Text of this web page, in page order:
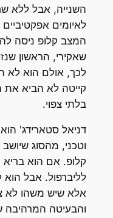
השנייה, אבל ללא
לאיומים
המצב קלופ ניסה
שאקירי, הראשון
לכך, אולם הוא לא
קייטה לא הביא את
בלתי צפוי.
דניאל סטארידג'
וטכני, מהסוג
קלופ. אם הוא בריא
לליברפול. אבל
אלא שיש משהו לא
והבעיטה המרהיבה